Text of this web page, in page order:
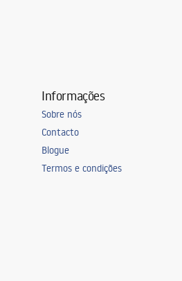
Informações
Sobre nós
Contacto
Blogue
Termos e condições